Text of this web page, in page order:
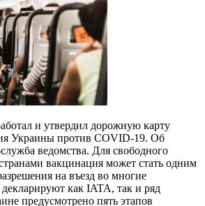
и утвердил дорожную карту
Украины против COVID-19. Об
ведомства. Для свободного
вакцинация может стать одним
на въезд во многие
как IATA, так и ряд
предусмотрено пять этапов